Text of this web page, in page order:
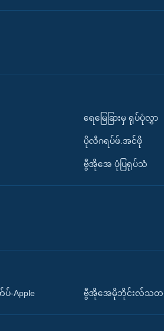
ရေမြေခြားမှ ရုပ်ပုံလွှာ
ပိုလီဂရပ်ဖ်.အင်ဖို
ဗွီအိုအေ ပုံပြရုပ်သံ
Apple ဗွီအိုအေမိုဘိုင်းလ်သတင်